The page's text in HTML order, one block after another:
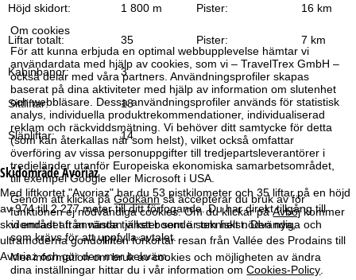
Om cookies
För att kunna erbjuda en optimal webbupplevelse hämtar vi
användardata med hjälp av cookies, som vi – TravelTrex GmbH –
också delar med våra partners. Användningsprofiler skapas
baserat på dina aktiviteter med hjälp av information om slutenhet
och webbläsare. Dessa användningsprofiler används för statistisk
analys, individuella produktrekommendationer, individualiserad
reklam och räckviddsmätning. Vi behöver ditt samtycke för detta
(som kan återkallas när som helst), vilket också omfattar
överföring av vissa personuppgifter till tredjepartsleverantörer i
tredjeländer utanför Europeiska ekonomiska samarbetsområdet,
till exempel Google eller Microsoft i USA.
Genom att klicka påGodkännså accepterar du bruk av för
funktionen ej nödvändiga cookies. Om du klickar påAvböjkommer
vi endast att använda tjänster som är tekniskt nödvändiga och
som krävs för att uppfylla avtalet.
Mer information om bruk av cookies och möjligheten av ändra
dina inställningar hittar du i vår information omCookies-Policy
i
d
a
Höjd skidort: 1 800 m Pister: 16 km
Liftar totalt: 35 Pister: 7 km
Kabinbanor: 3
Sittliftar: 18
Släpliftar: 14
SkidområdeAvoriaz
Med liftkortet "Avoriaz" har du 53 pistkilometer och 35 liftar på en höjd
av 974 till 2 277 meter till ditt förfogande. Du har direkt tillgång till
skidområdet från nästan vilket boende som helst. Den nya,
ultramoderna gondolliften förkortar resan från Vallée des Prodains till
Avoriaz och gör den mer bekväm.